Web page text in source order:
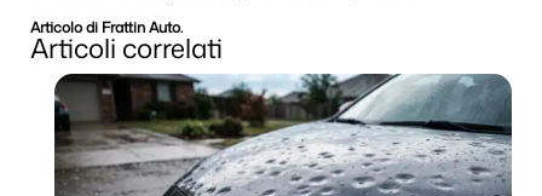
Articolo di Frattin Auto.
Articoli correlati